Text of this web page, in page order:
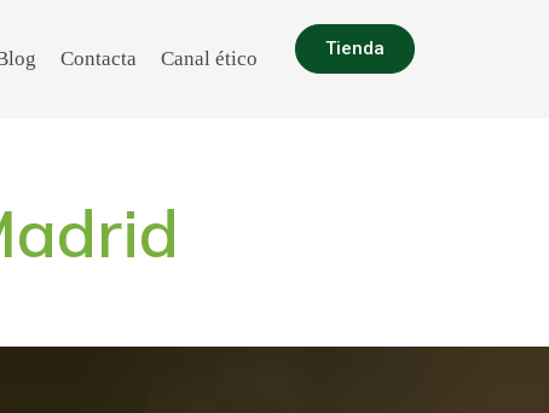
Contacta Canal ético Tienda